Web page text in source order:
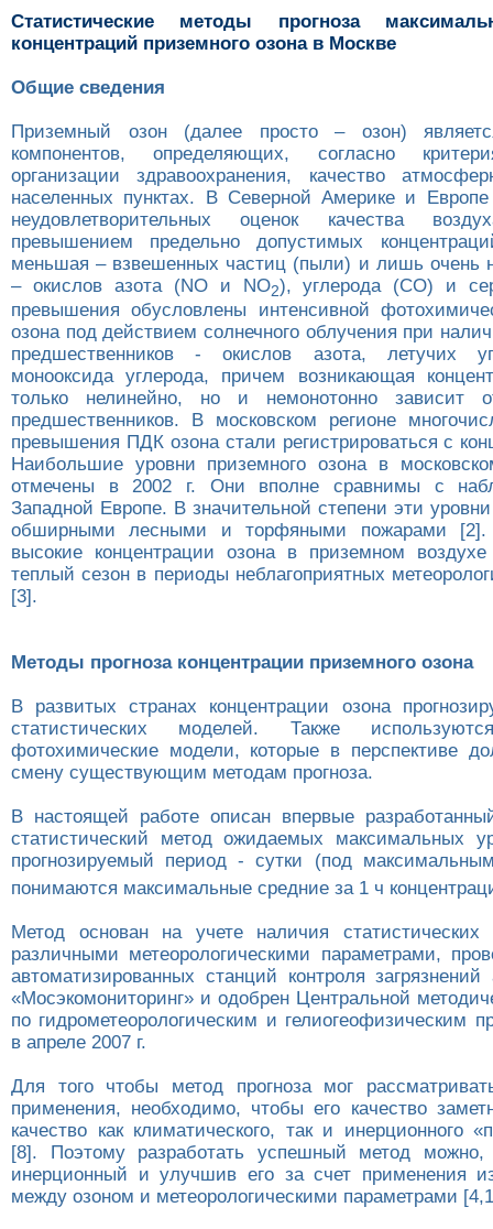
Статистические методы прогноза
концентраций приземного озона в Москве
Общие сведения
Приземный озон (далее просто – озон)
компонентов, определяющих, согласно
организации здравоохранения, качество
населенных пунктах. В Северной Америке и
неудовлетворительных оценок качества
превышением предельно допустимых
меньшая – взвешенных частиц (пыли) и лишь очень
– окислов азота (NO и NO2), углерода (CO) и
превышения обусловлены интенсивной
озона под действием солнечного облучения при
предшественников - окислов азота, летучих
монооксида углерода, причем возникающая
только нелинейно, но и немонотонно зависит
предшественников. В московском регионе
превышения ПДК озона стали регистрироваться с
Наибольшие уровни приземного озона в
отмечены в 2002 г. Они вполне сравнимы с
Западной Европе. В значительной степени эти
обширными лесными и торфяными пожарами [2].
высокие концентрации озона в приземном
теплый сезон в периоды неблагоприятных
[3].
Методы прогноза концентрации приземного озона
В развитых странах концентрации озона
статистических моделей. Также
фотохимические модели, которые в перспективе
смену существующим методам прогноза.
В настоящей работе описан впервые
статистический метод ожидаемых максимальных
прогнозируемый период - сутки (под
понимаются максимальные средние за 1 ч
Метод основан на учете наличия
различными метеорологическими параметрами,
автоматизированных станций контроля
«Мосэкомониторинг» и одобрен Центральной
по гидрометеорологическим и гелиогеофизическим
в апреле 2007 г.
Для того чтобы метод прогноза мог
применения, необходимо, чтобы его качество
качество как климатического, так и инерционного
[8]. Поэтому разработать успешный метод можно,
инерционный и улучшив его за счет применения
между озоном и метеорологическими параметрами